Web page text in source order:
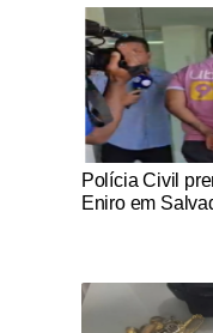
Notícias Católicas
Polícia Civil
Eniro em